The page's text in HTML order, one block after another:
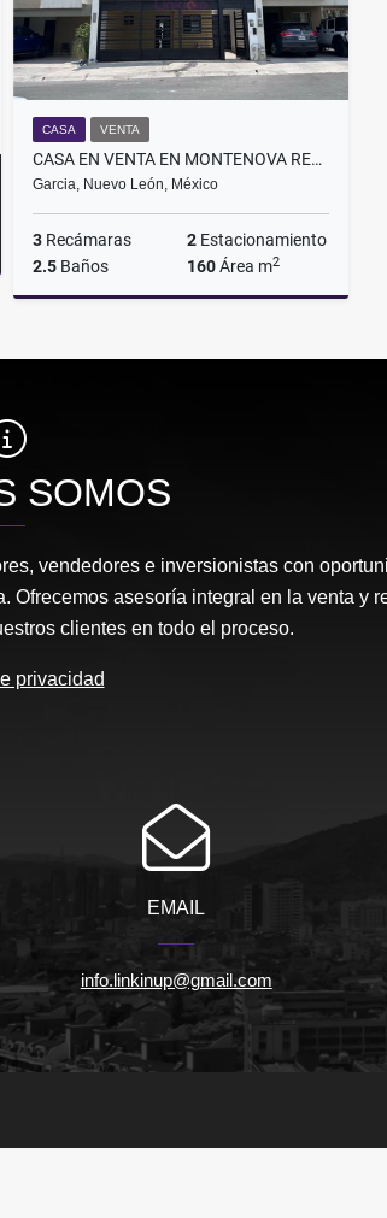
CASA VENTA
CASA EN VENTA EN MONTENOVA RESERVA CUMBRES
Garcia, Nuevo León, México
3 Recámaras 2 Estacionamiento
2.5 Baños 160Área m2
$3,550,000
SOMOS
vendedores e inversionistas con
Ofrecemos asesoría integral en la venta y
clientes en todo el proceso.
privacidad
EMAIL
info.linkinup@gmail.com